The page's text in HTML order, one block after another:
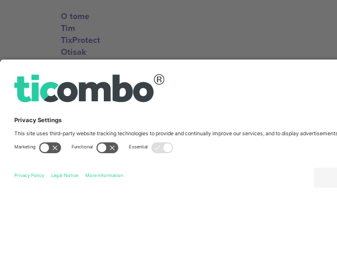
O tome
Tim
TixProtect
Otisak
Uslovi za korištenje
Partnerski program